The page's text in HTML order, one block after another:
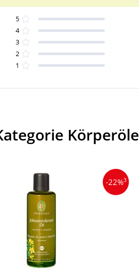
5
4
3
2
1
Körperöle
-22%3